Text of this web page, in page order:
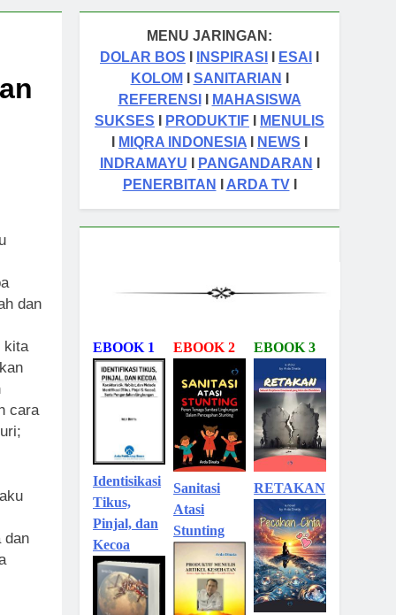
dan
kita
cara
dan
MENU JARINGAN:
DOLAR BOS
INSPIRASI ESAI
KOLOM
SANITARIAN
REFERENSI
MAHASISWA
SUKSES
PRODUKTIF
MENULIS
MIQRA INDONESIA NEWS
INDRAMAYU
PANGANDARAN
PENERBITAN
ARDA TVI
EBOOK 1
Identisikasi
Tikus,
Pinjal, dan
Kecoa
EBOOK 2
Sanitasi
Atasi
Stunting
EBOOK 3
RETAKAN